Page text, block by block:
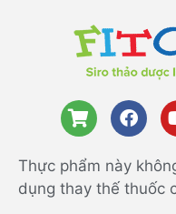
Thực phẩm này
dụng thay thế thuốc